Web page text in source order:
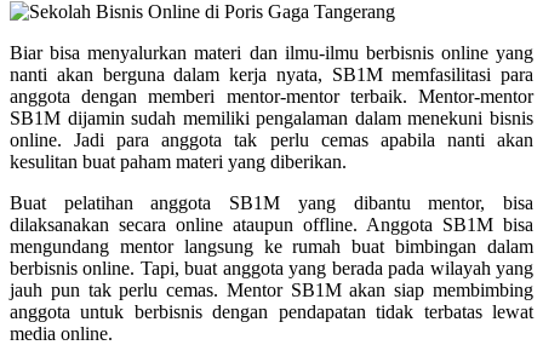
Biar bisa menyalurkan materi dan ilmu-ilmu berbisnis online yang
nanti akan berguna dalam kerja nyata, SB1M memfasilitasi para
anggota dengan memberi mentor-mentor terbaik. Mentor-mentor
SB1M dijamin sudah memiliki pengalaman dalam menekuni bisnis
online. Jadi para anggota tak perlu cemas apabila nanti akan
kesulitan buat paham materi yang diberikan.
Buat pelatihan anggota SB1M yang dibantu mentor, bisa
dilaksanakan secara online ataupun offline. Anggota SB1M bisa
mengundang mentor langsung ke rumah buat bimbingan dalam
berbisnis online. Tapi, buat anggota yang berada pada wilayah yang
jauh pun tak perlu cemas. Mentor SB1M akan siap membimbing
anggota untuk berbisnis dengan pendapatan tidak terbatas lewat
media online.